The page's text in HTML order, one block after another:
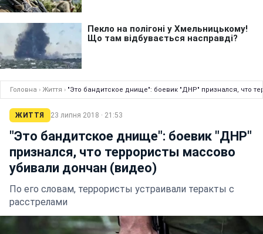
Головна › Життя › "Это бандитское днище": боевик "ДНР" признался, что
ЖИТТЯ 23 липня 2018 · 21:53
"Это бандитское днище": боевик "ДНР"
признался, что террористы массово
убивали дончан (видео)
По его словам, террористы устраивали теракты с
расстрелами